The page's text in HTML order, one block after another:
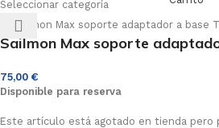
Seleccionar categoría
Sailmon Max soporte
75,00 €
Disponible para reserva
Este artículo está agotado en tienda pero